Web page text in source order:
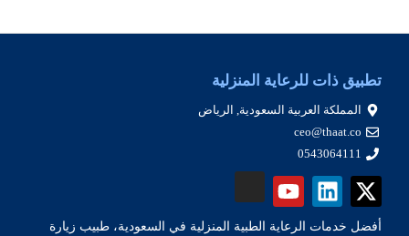
تطبيق ذات للرعاية المنزلية
المملكة العربية السعودية, الرياض
ceo@thaat.co
0543064111
أفضل خدمات الرعاية الطبية المنزلية في السعودية، طبيب زيارة